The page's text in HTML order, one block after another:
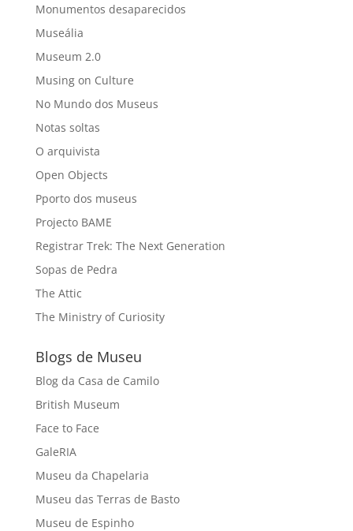
Monumentos desaparecidos
Museália
Museum 2.0
Musing on Culture
No Mundo dos Museus
Notas soltas
O arquivista
Open Objects
Pporto dos museus
Projecto BAME
Registrar Trek: The Next Generation
Sopas de Pedra
The Attic
The Ministry of Curiosity
Blogs de Museu
Blog da Casa de Camilo
British Museum
Face to Face
GaleRIA
Museu da Chapelaria
Museu das Terras de Basto
Museu de Espinho